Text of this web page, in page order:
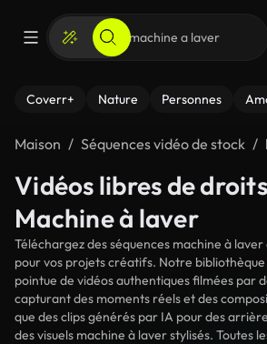
Coverr+ Nature Personnes
Maison Séquences vidéo de stock
Vidéos libres de
Machine à laver
Téléchargez des séquences machine à
pour vos projets créatifs. Notre
pointue de vidéos authentiques filmées par
capturant des moments réels et des
que des clips générés par IA pour des
des visuels machine à laver stylisés. Toutes